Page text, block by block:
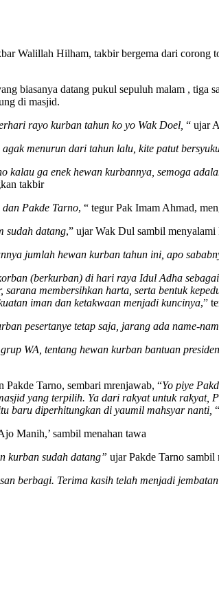
Walillah Hilham, takbir bergema dari corong
biasanya datang pukul sepuluh malam ,
di masjid.
rayo kurban tahun ko yo Wak Doel, “ ujar
menurun dari tahun lalu, kite patut
kalau ga enek hewan kurbannya, semoga
takbir
Pakde Tarno, “ tegur Pak Imam Ahmad,
sudah datang,” ujar Wak Dul sambil
jumlah hewan kurban tahun ini, apo
(berkurban) di hari raya Idul Adha
membersihkan harta, serta bentuk
iman dan ketakwaan menjadi kuncinya,”
pesertanye tetap saja, jarang ada name-
WA, tentang hewan kurban bantuan
Pakde Tarno, sembari mrenjawab, “Yo piye
yang terpilih. Ya dari rakyat untuk rakyat,
baru diperhitungkan di yaumil mahsyar nanti,
Manih,’ sambil menahan tawa
kurban sudah datang” ujar Pakde Tarno
berbagi. Terima kasih telah menjadi